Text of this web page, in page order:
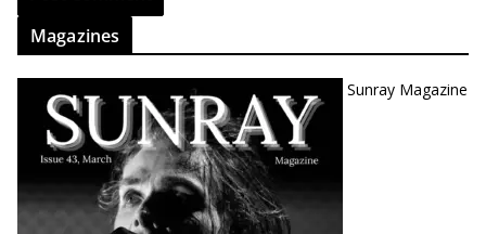
Magazines
Sunray Magazine